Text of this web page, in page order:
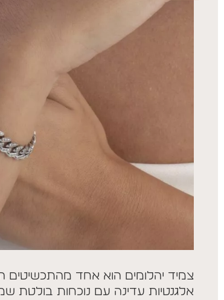
צמיד יהלומים הוא אחד מהתכשיטים
אלגנטיות עדינה עם נוכחות בולטת